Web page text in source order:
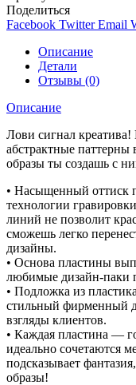
Поделиться
Facebook Twitter Email
Описание
Детали
Отзывы (0)
Описание
Лови сигнал
абстрактные
образы ты создашь с
• Насыщенный оттиск
технологии
линий не позволит
сможешь легко
дизайны.
• Основа пластины
любимые дизайн-паки
• Подложка из
стильный фирменный
взгляды клиентов.
• Каждая пластина —
идеально сочетаются
подсказывает
образы!